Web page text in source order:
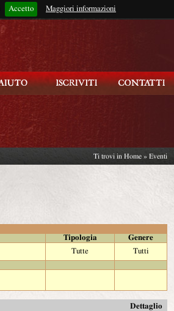
Accetto Maggiori informazioni
Rimani connesso?
Ti trovi in Home » Eventi
Tipologia
Genere
Tutte
Tutti
Dettaglio